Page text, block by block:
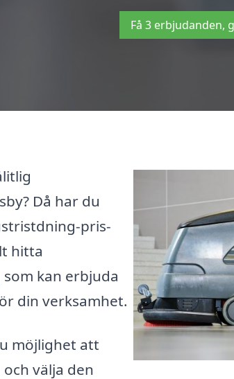
Få 3 erbjudanden,
Då har du
pris-
hitta
kan erbjuda
din verksamhet.
möjlighet att
välja den